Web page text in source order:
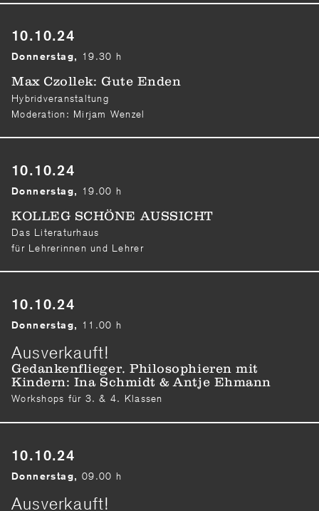
10.10.24
Donnerstag, 19.30 h
Max Czollek: Gute Enden
Hybridveranstaltung
Moderation: Mirjam Wenzel
10.10.24
Donnerstag, 19.00 h
KOLLEG SCHÖNE AUSSICHT
Das Literaturhaus
für Lehrerinnen und Lehrer
10.10.24
Donnerstag, 11.00 h
Ausverkauft!
Gedankenflieger. Philosophieren mit
Kindern: Ina Schmidt & Antje Ehmann
Workshops für 3. & 4. Klassen
10.10.24
Donnerstag, 09.00 h
Ausverkauft!